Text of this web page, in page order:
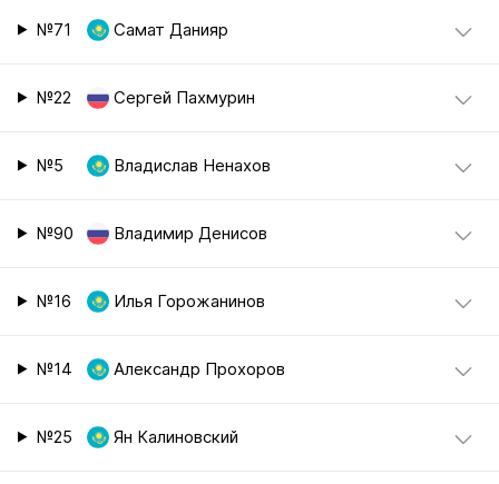
№71 Самат Данияр
№22 Сергей Пахмурин
№5 Владислав Ненахов
№90 Владимир Денисов
№16 Илья Горожанинов
№14 Александр Прохоров
№25 Ян Калиновский